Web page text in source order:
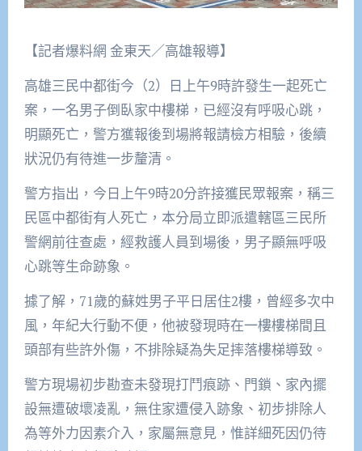
【記者爆料網 金東天／高雄報導】
高雄三民中都街今（2）日上午9時許發生一起死亡
案，一名男子倒臥家中樓梯，已經沒有呼吸心跳，
明顯死亡，警方獲報後到場將報請檢方相驗，後續
狀況仍有待進一步釐清。
警方指出，今日上午9時20分許接獲民眾報案，稱三
民區中都街有人死亡，本分局立即派遣轄區三民所
警網前往查處，經救護人員到場後，男子顯無呼吸
心跳等生命跡象。
據了解，71歲的蘇姓男子平日居住2樓，曾經多次中
風，年紀大行動不便，他被發現時在一樓樓梯間且
頭部有些許外傷，不排除疑為失足摔落樓梯導致。
警方現場初步勘查未發現打鬥痕跡、門鎖、家內擺
設無遭破壞凌亂，無住家遭侵入跡象、初步排除人
為等外力因素介入，家屬無意見，惟詳細死因仍待